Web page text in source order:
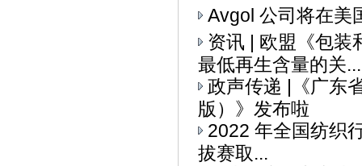
Avgol 公司将在美
资讯 | 欧盟《包装
最低再生含量的关...
政声传递 |《广东
版）》发布啦
2022 年全国纺织
拔赛取...